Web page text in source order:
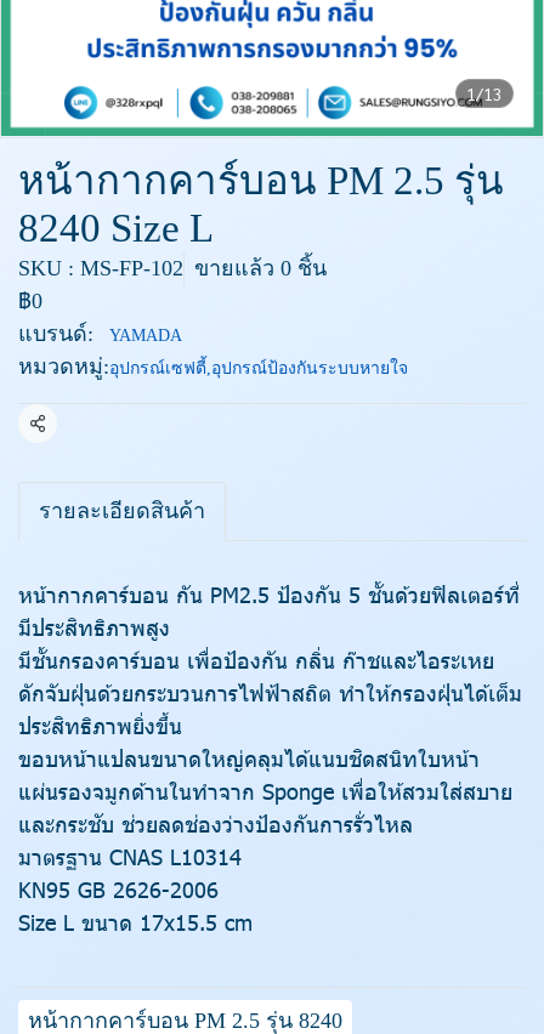
1/13
หน้ากากคาร์บอน PM 2.5 รุ่น
8240 Size L
SKU : MS-FP-102 ขายแล้ว 0 ชิ้น
฿0
แบรนด์:
YAMADA
หมวดหมู่:อุปกรณ์เซฟตี้,อุปกรณ์ป้องกันระบบหายใจ
แชร์
รายละเอียดสินค้า
หน้ากากคาร์บอน กัน PM2.5 ป้องกัน 5 ชั้นด้วยฟิลเตอร์ที่
มีประสิทธิภาพสูง
มีชั้นกรองคาร์บอน เพื่อป้องกัน กลิ่น ก๊าชและไอระเหย
ดักจับฝุ่นด้วยกระบวนการไฟฟ้าสถิต ทำให้กรองฝุ่นได้เต็ม
ประสิทธิภาพยิ่งขึ้น
ขอบหน้าแปลนขนาดใหญ่คลุมได้แนบชิดสนิทใบหน้า
แผ่นรองจมูกด้านในทำจาก Sponge เพื่อให้สวมใส่สบาย
และกระชับ ช่วยลดช่องว่างป้องกันการรั่วไหล
มาตรฐาน CNAS L10314
KN95 GB 2626-2006
Size L ขนาด 17x15.5 cm
หน้ากากคาร์บอน PM 2.5 รุ่น 8240